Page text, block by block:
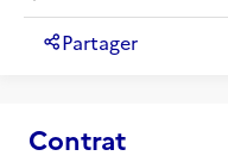
Partager
Contrat